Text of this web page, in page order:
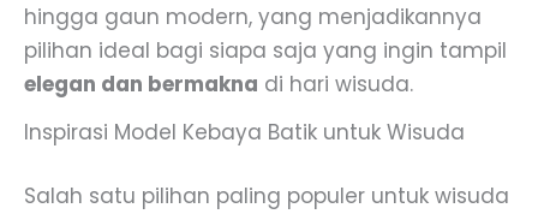
hingga gaun modern, yang menjadikannya
pilihan ideal bagi siapa saja yang ingin tampil
elegan dan bermakna di hari wisuda.
Inspirasi Model Kebaya Batik untuk Wisuda
Salah satu pilihan paling populer untuk wisuda